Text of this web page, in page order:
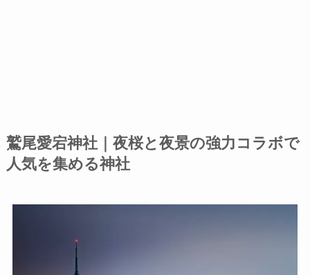
鷲尾愛宕神社｜ 夜桜と夜景の強力コラボで
人気を集める神社